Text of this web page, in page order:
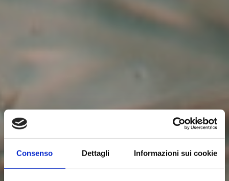
Consenso Dettagli Informazioni sui cookie